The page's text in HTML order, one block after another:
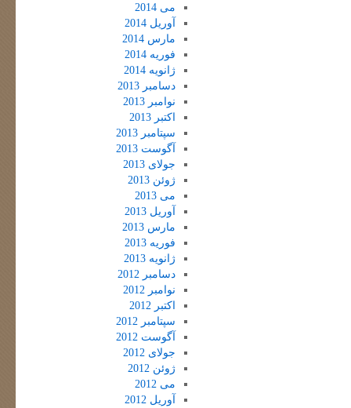
می 2014
آوریل 2014
مارس 2014
فوریه 2014
ژانویه 2014
دسامبر 2013
نوامبر 2013
اکتبر 2013
سپتامبر 2013
آگوست 2013
جولای 2013
ژوئن 2013
می 2013
آوریل 2013
مارس 2013
فوریه 2013
ژانویه 2013
دسامبر 2012
نوامبر 2012
اکتبر 2012
سپتامبر 2012
آگوست 2012
جولای 2012
ژوئن 2012
می 2012
آوریل 2012